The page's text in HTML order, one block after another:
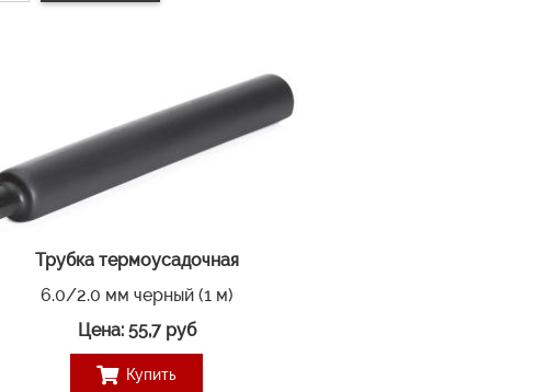
Трубка термоусадочная
6.0/2.0 мм черный (1 м)
Цена: 55,7 руб
Купить